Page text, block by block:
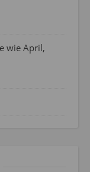
wie April,